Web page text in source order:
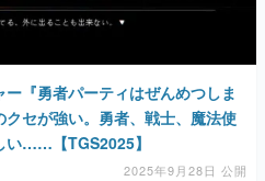
『勇者パーティはぜんめつしま
セが強い。勇者、戦士、魔法使
い……【TGS2025】
2025年9月28日 公開